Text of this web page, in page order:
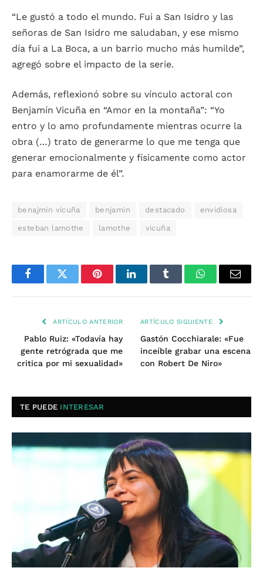
“Le gustó a todo el mundo. Fui a San Isidro y las
señoras de San Isidro me saludaban, y ese mismo
día fui a La Boca, a un barrio mucho más humilde”,
agregó sobre el impacto de la serie.
Además, reflexionó sobre su vínculo actoral con
Benjamín Vicuña en “Amor en la montaña”: “Yo
entro y lo amo profundamente mientras ocurre la
obra (…) trato de generarme lo que me tenga que
generar emocionalmente y físicamente como actor
para enamorarme de él”.
benajmin vicuña benjamin destacado envidiosa
esteban lamothe lamothe vicuña
FacebookTwitter PinterestLinkedInTumblr WhatsAppEmail
ARTÍCULO ANTERIOR
Pablo Ruiz: «Todavía hay
gente retrógrada que me
critica por mi sexualidad»
ARTÍCULO SIGUIENTE
Gastón Cocchiarale: «Fue
inceíble grabar una escena
con Robert De Niro»
TE PUEDE INTERESAR